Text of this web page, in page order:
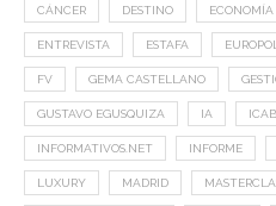
CÁNCER DESTINO ECONOMÍA
ENTREVISTA ESTAFA EUROPOL
FV GEMA CASTELLANO
GUSTAVO EGUSQUIZA IA ICAB
INFORMATIVOS.NET INFORME
LUXURY MADRID